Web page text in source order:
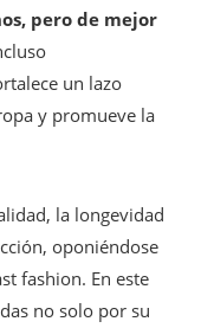
pero de mejor
un lazo
y promueve la
la longevidad
oponiéndose
fashion. En este
no solo por su